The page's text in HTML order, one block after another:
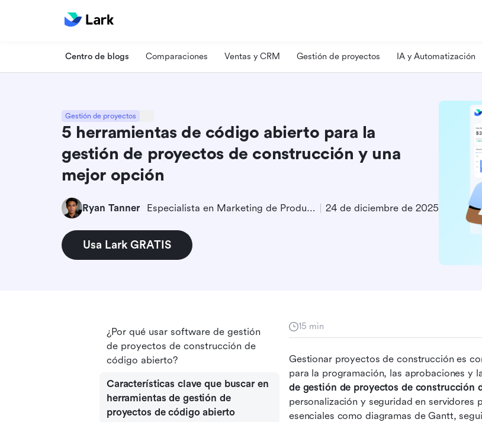
Centro de blogs Comparaciones Ventas y CRM Gestión de proyectos IA y Automatización
Gestión de proyectos
5 herramientas de código abierto para la
gestión de proyectos de construcción y una
mejor opción
Ryan Tanner Especialista en Marketing de Producto 24 de diciembre de 2025
Usa Lark GRATIS
15 min
Gestionar proyectos de construcción es
para la programación, las aprobaciones y
de gestión de proyectos de construcción
personalización y seguridad en servidores
esenciales como diagramas de Gantt,
¿Por qué usar software de gestión
de proyectos de construcción de
código abierto?
Características clave que buscar en
herramientas de gestión de
proyectos de código abierto